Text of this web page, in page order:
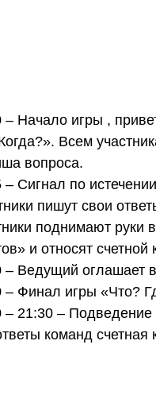
– Начало игры ,
Всем
вопроса.
– Сигнал по
пишут свои
поднимают руки
и относят счетной
– Ведущий оглашает
– Финал игры «Что?
– 21:30 – Подведение
команд счетная